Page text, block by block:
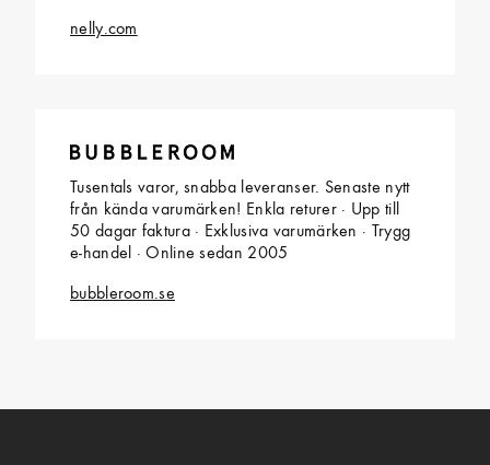
nelly.com
Tusentals varor, snabba leveranser. Senaste nytt
från kända varumärken! Enkla returer · Upp till
50 dagar faktura · Exklusiva varumärken · Trygg
e-handel · Online sedan 2005
bubbleroom.se